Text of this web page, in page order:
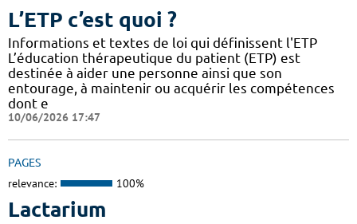
L’ETP c’est quoi ?
Informations et textes de loi qui définissent l'ETP
L’éducation thérapeutique du patient (ETP) est
destinée à aider une personne ainsi que son
entourage, à maintenir ou acquérir les compétences
dont e
10/06/2026 17:47
PAGES
relevance: 100%
Lactarium